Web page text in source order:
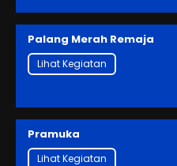
Palang Merah Remaja
Lihat Kegiatan
Pramuka
Lihat Kegiatan